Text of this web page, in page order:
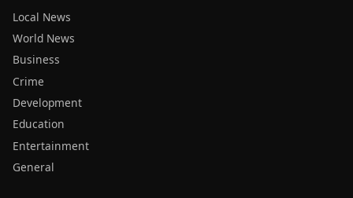
Local News
World News
Business
Crime
Development
Education
Entertainment
General